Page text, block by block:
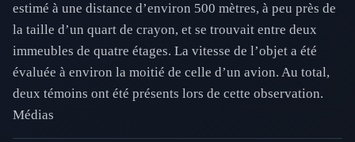
estimé à une distance d’environ 500 mètres, à peu près de
la taille d’un quart de crayon, et se trouvait entre deux
immeubles de quatre étages. La vitesse de l’objet a été
évaluée à environ la moitié de celle d’un avion. Au total,
deux témoins ont été présents lors de cette observation.
Médias